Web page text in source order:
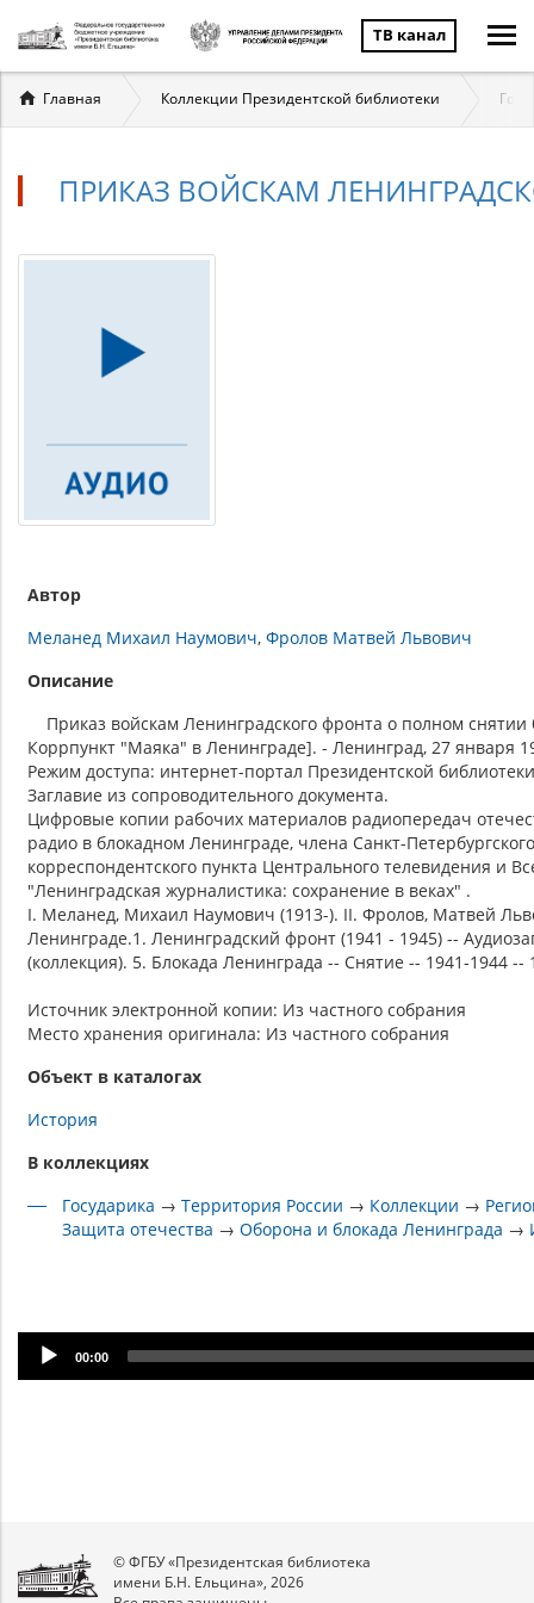
ТВ канал
Вы
здесь
Главная Коллекции Президентской библиотеки
ПРИКАЗ ВОЙСКАМ
Автор
Меланед Михаил Наумович Фролов Матвей Львович
Описание
Приказ войскам Ленинградского фронта о полном
Коррпункт "Маяка" в Ленинграде]. - Ленинград, 27 января
Режим доступа: интернет-портал Президентской
Заглавие из сопроводительного документа.
Цифровые копии рабочих материалов радиопередач
радио в блокадном Ленинграде, члена Санкт-
корреспондентского пункта Центрального телевидения и
"Ленинградская журналистика: сохранение в веках" .
I. Меланед, Михаил Наумович (1913-). II. Фролов, Матвей
Ленинграде.1. Ленинградский фронт (1941 - 1945) --
(коллекция). 5. Блокада Ленинграда -- Снятие -- 1941-1944
Источник электронной копии: Из частного собрания
Место хранения оригинала: Из частного собрания
Объект в каталогах
История
В коллекциях
Государика →Территория России → Коллекции →
Защита отечества →Оборона и блокада Ленинграда →
Audio
Player
00:00
© ФГБУ «Президентская библиотека
имени Б.Н. Ельцина», 2026